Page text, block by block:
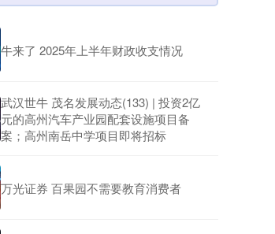
牛来了 2025年上半年财政收支情况
武汉世牛 茂名发展动态(133) | 投资2亿
元的高州汽车产业园配套设施项目备
案；高州南岳中学项目即将招标
万光证券 百果园不需要教育消费者